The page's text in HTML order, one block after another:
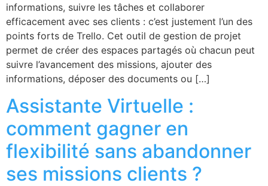
informations, suivre les tâches et collaborer
efficacement avec ses clients : c’est justement l’un des
points forts de Trello. Cet outil de gestion de projet
permet de créer des espaces partagés où chacun peut
suivre l’avancement des missions, ajouter des
informations, déposer des documents ou […]
Assistante Virtuelle :
comment gagner en
flexibilité sans abandonner
ses missions clients ?